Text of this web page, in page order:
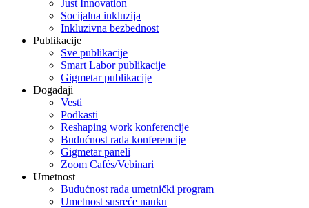
Just Innovation
Socijalna inkluzija
Inkluzivna bezbednost
Publikacije
Sve publikacije
Smart Labor publikacije
Gigmetar publikacije
Događaji
Vesti
Podkasti
Reshaping work konferencije
Budućnost rada konferencije
Gigmetar paneli
Zoom Cafés/Vebinari
Umetnost
Budućnost rada umetnički program
Umetnost susreće nauku